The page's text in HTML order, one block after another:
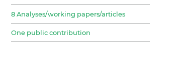
8 Analyses/working papers/articles
One public contribution